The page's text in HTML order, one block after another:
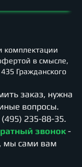
комплектации
в смысле,
Гражданского
заказ, нужна
вопросы.
(495) 235-88-35.
звонок -
мы сами вам